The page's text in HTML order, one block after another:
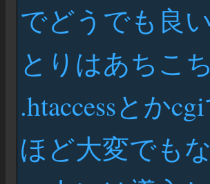
でどうでも良
とりはあちこ
.htaccessとか
ほど大変でも